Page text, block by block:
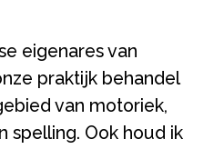
eigenares van
praktijk behandel
van motoriek,
spelling. Ook houd ik